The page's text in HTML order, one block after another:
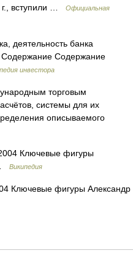
вступили …
Официальная
деятельность банка
Содержание Содержание
инвестора
торговым
системы для их
описываемого
Ключевые фигуры
Википедия
Ключевые фигуры Александр